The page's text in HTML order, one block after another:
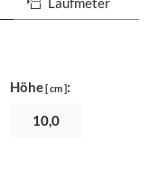
Höhe[ cm ]: